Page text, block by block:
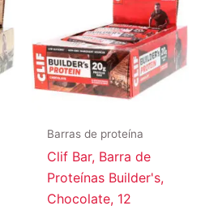
Barras de proteína
Clif Bar, Barra de
Proteínas Builder's,
Chocolate, 12